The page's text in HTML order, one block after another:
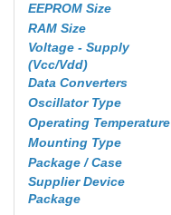
EEPROM Size
RAM Size
Voltage - Supply
(Vcc/Vdd)
Data Converters
Oscillator Type
Operating Temperature
Mounting Type
Package / Case
Supplier Device
Package